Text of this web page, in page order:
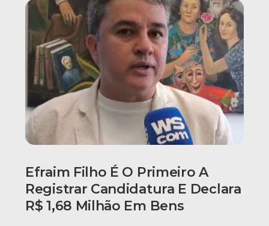
Efraim Filho É O Primeiro A
Registrar Candidatura E Declara
R$ 1,68 Milhão Em Bens